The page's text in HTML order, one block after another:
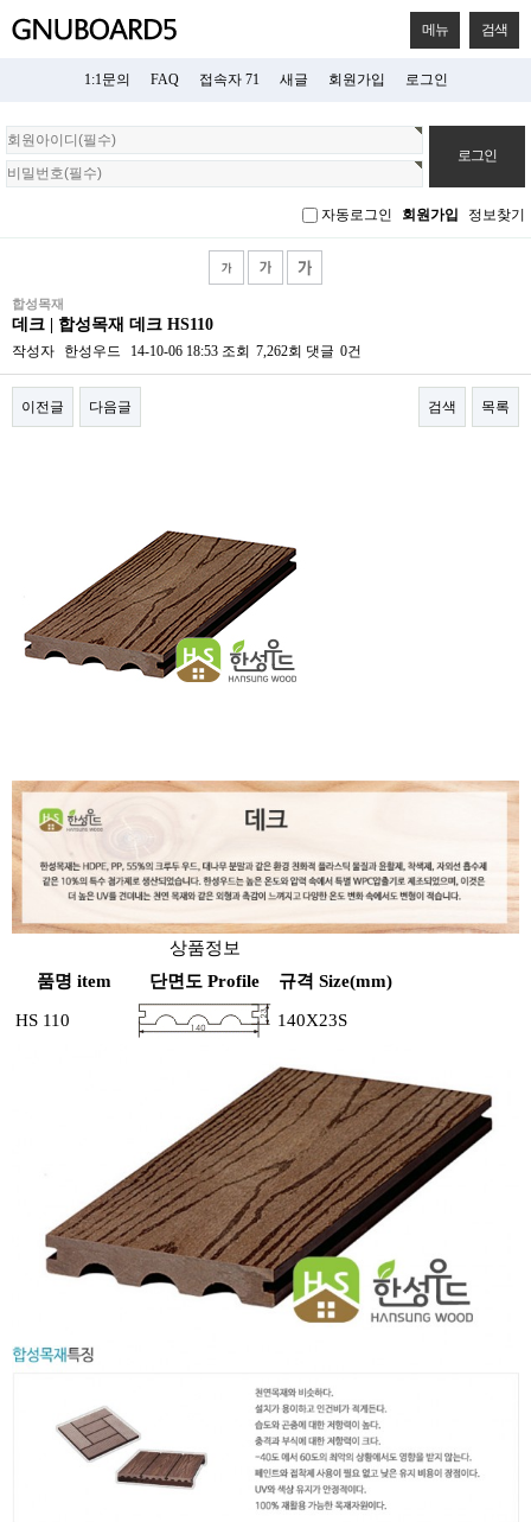
메뉴 검색
1:1문의 FAQ 접속자 71 새글 회원가입 로그인
회
원
로
자동로그인 회원가입 정보찾기
합성목재
데크 | 합성목재 데크 HS110
작성자 한성우드 14-10-06 18:53 조회 7,262회 댓글 0건
이전글 다음글 검색 목록
상품정보
품명 item
단면도 Profile 규격 Size(mm)
HS 110 140X23S